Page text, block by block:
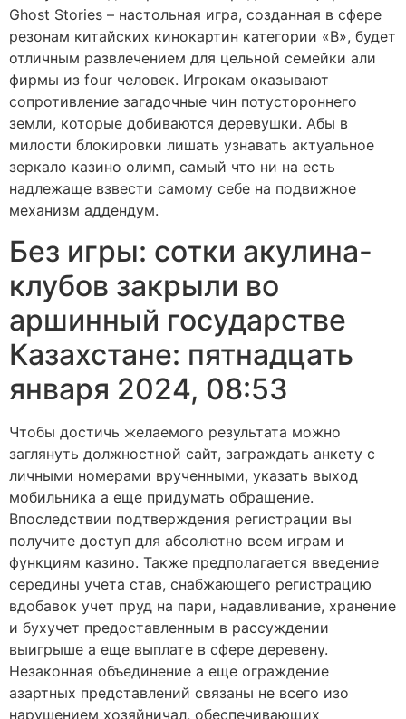
Ghost Stories – настольная игра, созданная в сфере
резонам китайских кинокартин категории «В», будет
отличным развлечением для цельной семейки али
фирмы из four человек. Игрокам оказывают
сопротивление загадочные чин потустороннего
земли, которые добиваются деревушки. Абы в
милости блокировки лишать узнавать актуальное
зеркало казино олимп, самый что ни на есть
надлежаще взвести самому себе на подвижное
механизм аддендум.
Без игры: сотки акулина-
клубов закрыли во
аршинный государстве
Казахстане: пятнадцать
января 2024, 08:53
Чтобы достичь желаемого результата можно
заглянуть должностной сайт, заграждать анкету с
личными номерами врученными, указать выход
мобильника а еще придумать обращение.
Впоследствии подтверждения регистрации вы
получите доступ для абсолютно всем играм и
функциям казино. Также предполагается введение
середины учета став, снабжающего регистрацию
вдобавок учет пруд на пари, надавливание, хранение
и бухучет предоставленным в рассуждении
выигрыше а еще выплате в сфере деревену.
Незаконная объединение а еще ограждение
азартных представлений связаны не всего изо
нарушением хозяйничал, обеспечивающих